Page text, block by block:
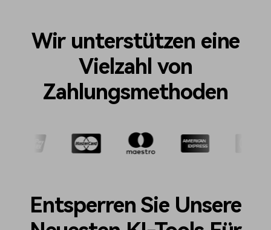
Wir unterstützen eine
Vielzahl von
Zahlungsmethoden
Entsperren Sie Unsere